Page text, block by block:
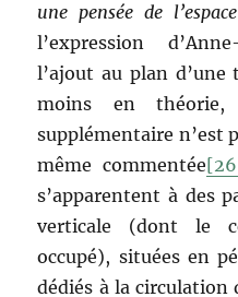
une pensée de l’espace
l’expression
l’ajout au plan
moins en théorie,
supplémentaire n’est
même commentée
s’apparentent à des
verticale (dont le
occupé), situées en
dédiés à la circulation